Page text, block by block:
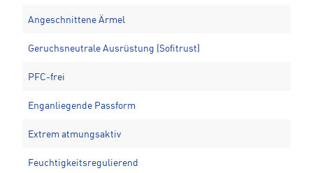
Angeschnittene Ärmel
Geruchsneutrale Ausrüstung (Sofitrust)
PFC-frei
Enganliegende Passform
Extrem atmungsaktiv
Feuchtigkeitsregulierend